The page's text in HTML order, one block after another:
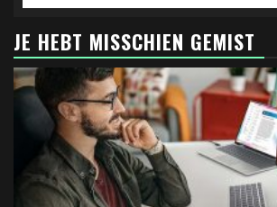
JE HEBT MISSCHIEN GEMIST